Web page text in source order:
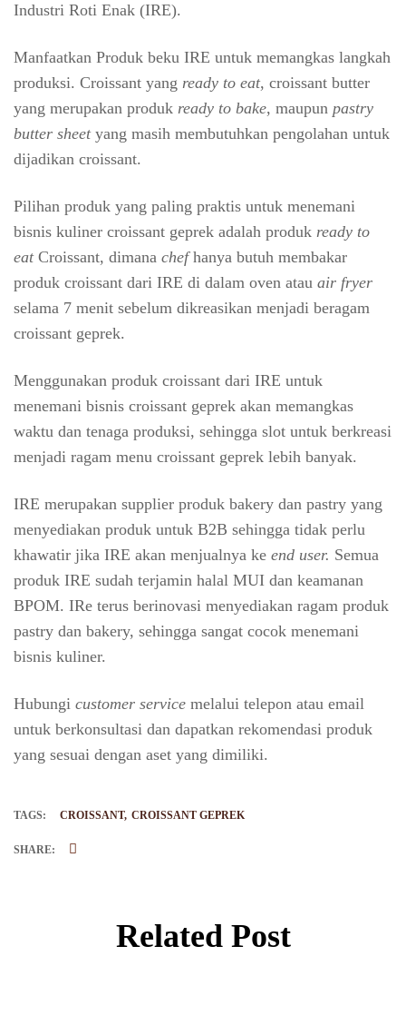
Industri Roti Enak (IRE).
Manfaatkan Produk beku IRE untuk memangkas langkah
produksi. Croissant yang ready to eat, croissant butter
yang merupakan produk ready to bake, maupun pastry
butter sheetyang masih membutuhkan pengolahan untuk
dijadikan croissant.
Pilihan produk yang paling praktis untuk menemani
bisnis kuliner croissant geprek adalah produk ready to
eat Croissant, dimana chefhanya butuh membakar
produk croissant dari IRE di dalam oven atau air fryer
selama 7 menit sebelum dikreasikan menjadi beragam
croissant geprek.
Menggunakan produk croissant dari IRE untuk
menemani bisnis croissant geprek akan memangkas
waktu dan tenaga produksi, sehingga slot untuk berkreasi
menjadi ragam menu croissant geprek lebih banyak.
IRE merupakan supplier produk bakery dan pastry yang
menyediakan produk untuk B2B sehingga tidak perlu
khawatir jika IRE akan menjualnya ke end user. Semua
produk IRE sudah terjamin halal MUI dan keamanan
BPOM. IRe terus berinovasi menyediakan ragam produk
pastry dan bakery, sehingga sangat cocok menemani
bisnis kuliner.
Hubungi customer service melalui telepon atau email
untuk berkonsultasi dan dapatkan rekomendasi produk
yang sesuai dengan aset yang dimiliki.
TAGS: CROISSANT CROISSANT GEPREK
SHARE:
Related Post